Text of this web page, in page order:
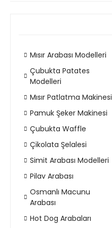
Mısır Arabası Modelleri
Çubukta Patates
Modelleri
Mısır Patlatma Makinesi
Pamuk Şeker Makinesi
Çubukta Waffle
Çikolata Şelalesi
Simit Arabası Modelleri
Pilav Arabası
Osmanlı Macunu
Arabası
Hot Dog Arabaları